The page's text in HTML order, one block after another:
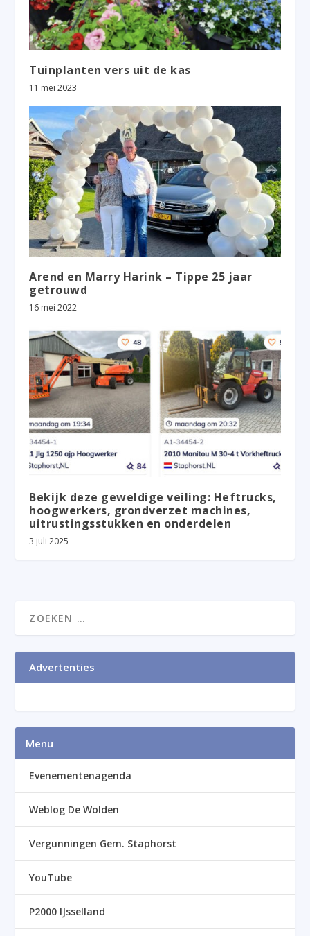
Tuinplanten vers uit de kas
11 mei 2023
Arend en Marry Harink – Tippe 25 jaar
getrouwd
16 mei 2022
Bekijk deze geweldige veiling: Heftrucks,
hoogwerkers, grondverzet machines,
uitrustingsstukken en onderdelen
3 juli 2025
Advertenties
Menu
Evenementenagenda
Weblog De Wolden
Vergunningen Gem. Staphorst
YouTube
P2000 IJsselland